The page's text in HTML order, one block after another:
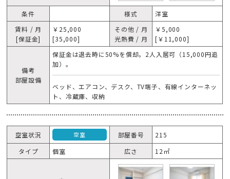
条件 様式
洋室
賃料 / 月
[保証金]
￥25,000
[35,000]
その他 / 月
光熱費 / 月
￥5,000
[￥11,000]
備考
部屋設備
保証金は退去時に50%を償却。2人入居可（15,000円追
加）。
ベッド、エアコン、デスク、TV端子、有線インターネッ
ト、冷蔵庫、収納
空室状況 空室 部屋番号
215
タイプ
個室 広さ 12㎡